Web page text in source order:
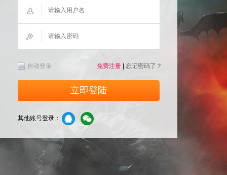
自动登录 免费注册 忘记密码了？
立即登陆
其他账号登录：